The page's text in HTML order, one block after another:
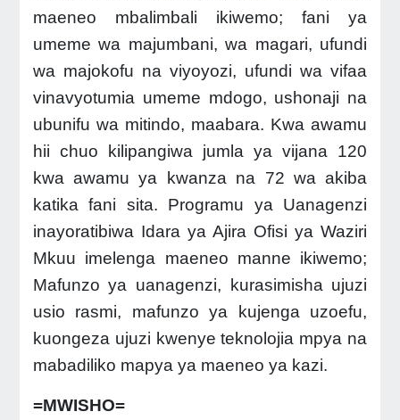
maeneo mbalimbali ikiwemo; fani ya
umeme wa majumbani, wa magari, ufundi
wa majokofu na viyoyozi, ufundi wa vifaa
vinavyotumia umeme mdogo, ushonaji na
ubunifu wa mitindo, maabara. Kwa awamu
hii chuo kilipangiwa jumla ya vijana 120
kwa awamu ya kwanza na 72 wa akiba
katika fani sita. Programu ya Uanagenzi
inayoratibiwa Idara ya Ajira Ofisi ya Waziri
Mkuu imelenga maeneo manne ikiwemo;
Mafunzo ya uanagenzi, kurasimisha ujuzi
usio rasmi, mafunzo ya kujenga uzoefu,
kuongeza ujuzi kwenye teknolojia mpya na
mabadiliko mapya ya maeneo ya kazi.
=MWISHO=